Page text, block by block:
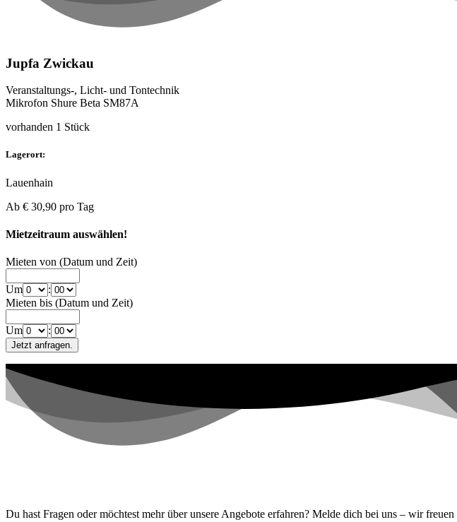
Jupfa Zwickau
Veranstaltungs-, Licht- und Tontechnik
Mikrofon Shure Beta SM87A
vorhanden 1 Stück
Lagerort:
Lauenhain
Ab € 30,90 pro Tag
Mietzeitraum auswählen!
Mieten von (Datum und Zeit)
Um
:
Mieten bis (Datum und Zeit)
Um :
Du hast Fragen oder möchtest mehr über unsere Angebote erfahren? Melde dich bei uns – wir